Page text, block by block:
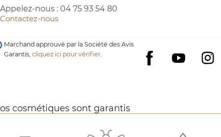
Appelez-nous : 04 75 93 54 80
Contactez-nous
Facebook
YouTube
Marchand approuvé par la Société des Avis
Garantis,cliquez ici pour vérifier.
cosmétiques sont garantis